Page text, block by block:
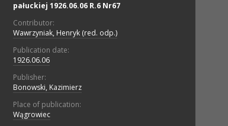
pałuckiej 1926.06.06 R.6 Nr67
Contributor:
Wawrzyniak, Henryk (red. odp.)
Publication date:
1926.06.06
Publisher:
Bonowski, Kazimierz
Place of publication:
Wągrowiec